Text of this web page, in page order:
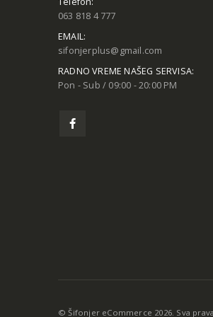
063 818 4 777
EMAIL:
sifonjerplus@gmail.com
RADNO VREME NAŠEG SERVISA:
Pon - Sub / 09:00 - 20:00 PM
© Šifonjer eCommerce 2026. Sva